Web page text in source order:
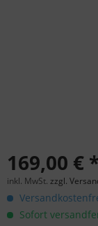
169,00 € *
inkl. MwSt. zzgl.
Sofort